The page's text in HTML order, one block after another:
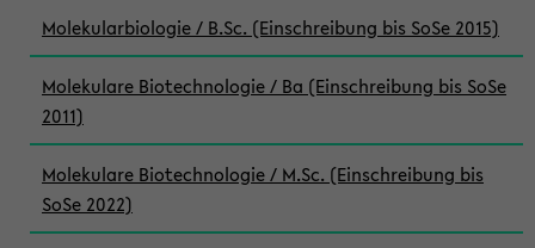
Molekularbiologie / B.Sc. (Einschreibung bis SoSe 2015)
Molekulare Biotechnologie / Ba (Einschreibung bis SoSe
2011)
Molekulare Biotechnologie / M.Sc. (Einschreibung bis
SoSe 2022)